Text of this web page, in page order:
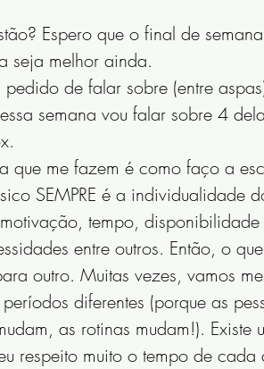
Espero que o final de
seja melhor ainda.
de falar sobre (entre
semana vou falar sobre 4
que me fazem é como faço a
SEMPRE é a individualidade
tempo,
entre outros. Então, o
outro. Muitas vezes, vamos
diferentes (porque as
as rotinas mudam!). Existe
respeito muito o tempo de cada